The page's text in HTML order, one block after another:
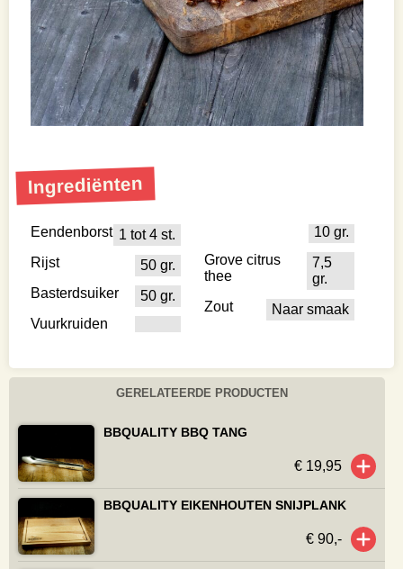
Ingrediënten
Eendenborst 1 tot 4 st.
Rijst
50 gr.
Basterdsuiker
50 gr.
Vuurkruiden
10 gr.
Grove citrus
thee
7,5
gr.
Zout
Naar smaak
GERELATEERDE PRODUCTEN
BBQUALITY BBQ TANG
€ 19,95
BBQUALITY EIKENHOUTEN SNIJPLANK
€ 90,-